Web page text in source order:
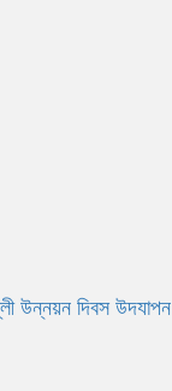
উন্নয়ন দিবস উদযাপন